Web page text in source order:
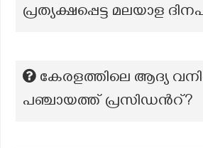
പ്രത്യക്ഷപ്പെട്ട മലയാള
കേരളത്തിലെ ആദ്യ
പഞ്ചായത്ത് പ്രസിഡൻറ്?